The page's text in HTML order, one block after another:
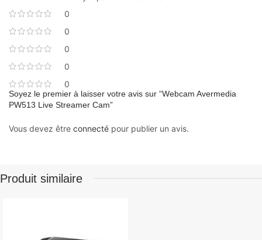
0
0
0
0
0
Soyez le premier à laisser votre avis sur “Webcam Avermedia
PW513 Live Streamer Cam”
Vous devez être connecté pour publier un avis.
Produit similaire